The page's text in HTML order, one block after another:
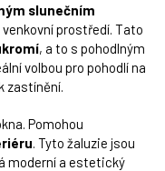
slunečním
prostředí. Tato
, a to s pohodlným
volbou pro pohodlí na
zastínění.
Pomohou
. Tyto žaluzie jsou
moderní a estetický